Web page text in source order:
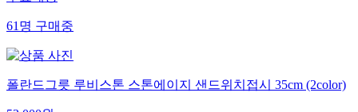
무료배송
61명구매중
폴란드그릇 루비스톤 스톤에이지 샌드위치접시 35cm (2color)